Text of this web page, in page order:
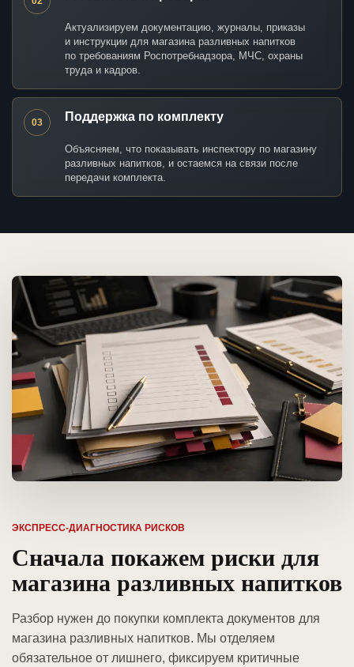
Актуализируем документацию, журналы, приказы
и инструкции для магазина разливных напитков
по требованиям Роспотребнадзора, МЧС, охраны
труда и кадров.
03 Поддержка по комплекту
Объясняем, что показывать инспектору по магазину
разливных напитков, и остаемся на связи после
передачи комплекта.
ЭКСПРЕСС-ДИАГНОСТИКА РИСКОВ
Сначала покажем риски для
магазина разливных напитков
Разбор нужен до покупки комплекта документов для
магазина разливных напитков. Мы отделяем
обязательное от лишнего, фиксируем критичные